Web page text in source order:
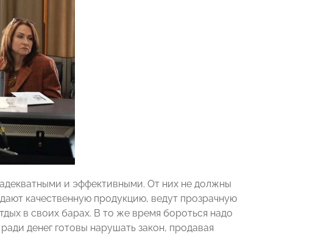
и эффективными. От них не должны
качественную продукцию, ведут прозрачную
в своих барах. В то же время бороться надо
денег готовы нарушать закон, продавая